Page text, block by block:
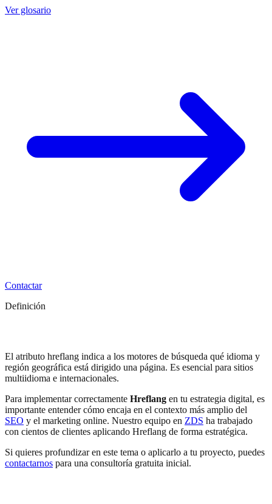
Ver glosario
Contactar
Definición
El atributo hreflang indica a los motores de búsqueda qué idioma y
región geográfica está dirigido una página. Es esencial para sitios
multiidioma e internacionales.
Para implementar correctamente Hreflang en tu estrategia digital, es
importante entender cómo encaja en el contexto más amplio del
SEO y el marketing online. Nuestro equipo en ZDS ha trabajado
con cientos de clientes aplicando Hreflang de forma estratégica.
Si quieres profundizar en este tema o aplicarlo a tu proyecto, puedes
contactarnos para una consultoría gratuita inicial.